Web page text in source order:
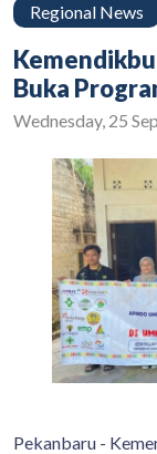
Regional News
Buka
Wednesday, 25
Pekanbaru -